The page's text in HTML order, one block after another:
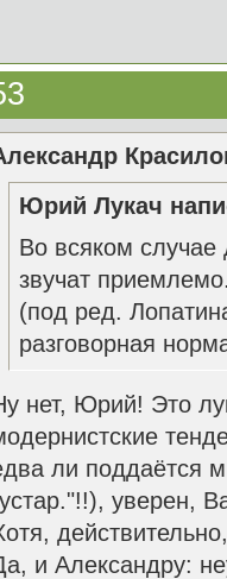
Юрий Лукач
Во всяком случае
звучат
(под ред.
разговорная
нет, Юрий! Это
ли поддаётся
уверен,
и Александру: